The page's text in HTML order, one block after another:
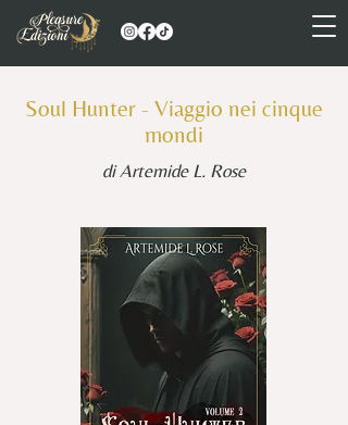
Soul Hunter - Viaggio nei cinque
mondi
di Artemide L. Rose